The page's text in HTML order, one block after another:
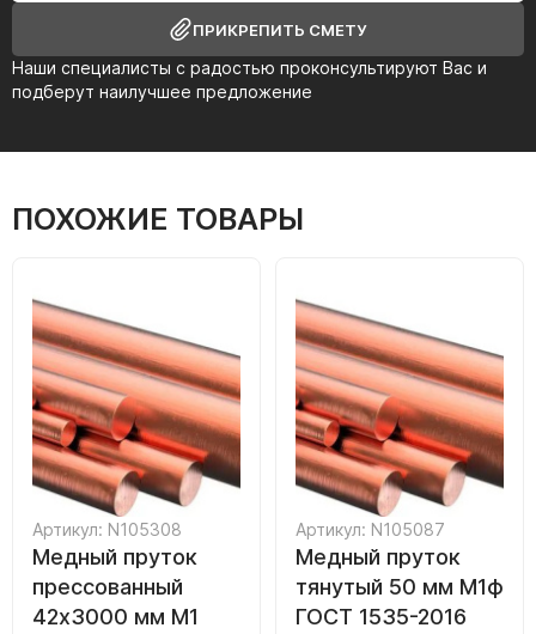
Наши специалисты с радостью проконсультируют Вас и
подберут наилучшее предложение
ПРИКРЕПИТЬ СМЕТУ
ПОХОЖИЕ ТОВАРЫ
Артикул: N105308
Медный пруток
прессованный
42х3000 мм М1
Артикул: N105087
Медный пруток
тянутый 50 мм М1ф
ГОСТ 1535-2016